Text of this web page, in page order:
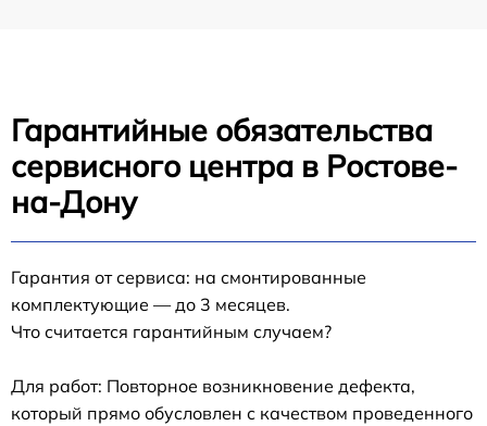
Гарантийные обязательства
сервисного центра в Ростове-
на-Дону
Гарантия от сервиса: на смонтированные
комплектующие — до 3 месяцев.
Что считается гарантийным случаем?
Для работ: Повторное возникновение дефекта,
который прямо обусловлен с качеством проведенного